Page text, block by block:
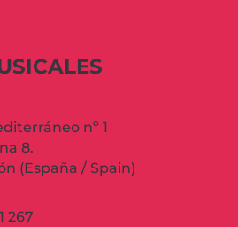
nº 1
8.
(España / Spain)
267